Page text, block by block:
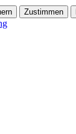
Zustimmen